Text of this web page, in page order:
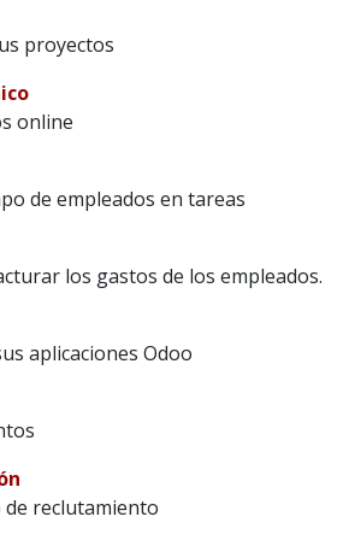
proyectos
online
de empleados en tareas
los gastos de los empleados.
aplicaciones Odoo
reclutamiento